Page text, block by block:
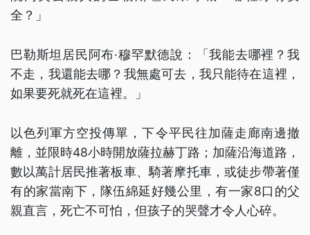
全？」
巴勒斯坦居民阿布·穆罕默德說：「我能去哪裡？我
不走，我還能去哪？我無處可去，我只能待在這裡，
如果要死就死在這裡。」
以色列軍方空投傳單，下令平民往加薩走廊南邊撤
離，並限時48小時開放薩拉赫丁路；加薩沿海道路，
數以萬計居民推著板車、騎著摩托車，或徒步帶著僅
有的家當南下，隊伍綿延好幾公里，有一家8口的父
親直言，死亡不可怕，但孩子的哭聲才令人心碎。